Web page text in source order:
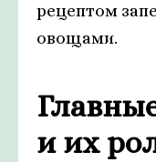
рецептом
овощами.
и их